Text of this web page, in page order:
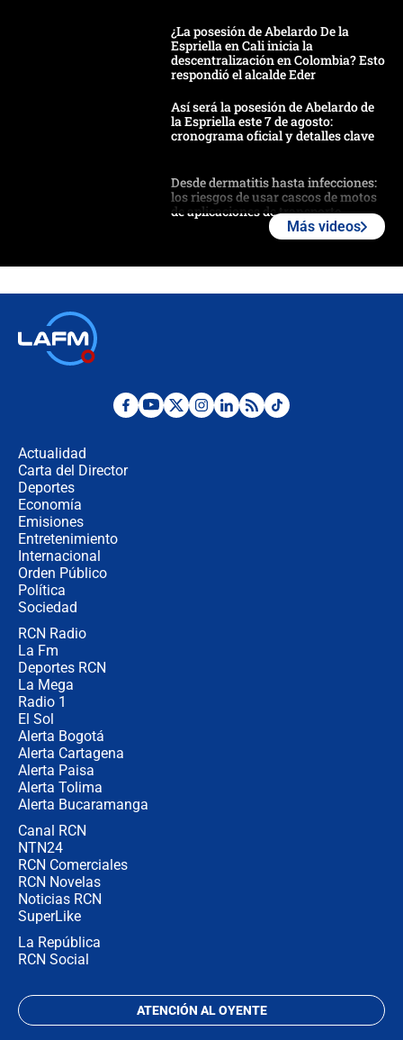
¿La posesión de Abelardo De la
Espriella en Cali inicia la
descentralización en Colombia? Esto
respondió el alcalde Eder
Así será la posesión de Abelardo de
la Espriella este 7 de agosto:
cronograma oficial y detalles clave
Desde dermatitis hasta infecciones:
los riesgos de usar cascos de motos
de aplicaciones de transporte
Posesión de Abelardo De La Espriella
Más videos
Actualidad
Carta del Director
Deportes
Economía
Emisiones
Entretenimiento
Internacional
Orden Público
Política
Sociedad
RCN Radio
La Fm
Deportes RCN
La Mega
Radio 1
El Sol
Alerta Bogotá
Alerta Cartagena
Alerta Paisa
Alerta Tolima
Alerta Bucaramanga
Canal RCN
NTN24
RCN Comerciales
RCN Novelas
Noticias RCN
SuperLike
La República
RCN Social
ATENCIÓN AL OYENTE